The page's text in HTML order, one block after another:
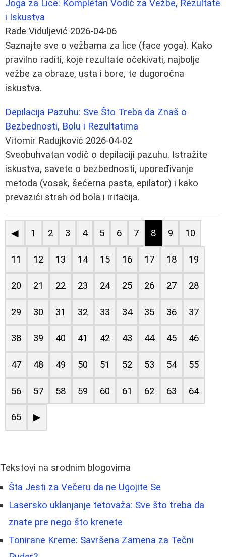
Joga za Lice: Kompletan Vodič za Vežbe, Rezultate
i Iskustva
Rade Viduljević 2026-04-06
Saznajte sve o vežbama za lice (face yoga). Kako
pravilno raditi, koje rezultate očekivati, najbolje
vežbe za obraze, usta i bore, te dugoročna
iskustva.
Depilacija Pazuhu: Sve Što Treba da Znaš o
Bezbednosti, Bolu i Rezultatima
Vitomir Radujković 2026-04-02
Sveobuhvatan vodič o depilaciji pazuhu. Istražite
iskustva, savete o bezbednosti, upoređivanje
metoda (vosak, šećerna pasta, epilator) i kako
prevazići strah od bola i iritacija.
◀ 1 2 3 4 5 6 7 8 9 10
11 12 13 14 15 16 17 18 19
20 21 22 23 24 25 26 27 28
29 30 31 32 33 34 35 36 37
38 39 40 41 42 43 44 45 46
47 48 49 50 51 52 53 54 55
56 57 58 59 60 61 62 63 64
65 ▶
Tekstovi na srodnim blogovima
Šta Jesti za Večeru da ne Ugojite Se
Lasersko uklanjanje tetovaža: Sve što treba da
znate pre nego što krenete
Tonirane Kreme: Savršena Zamena za Tečni